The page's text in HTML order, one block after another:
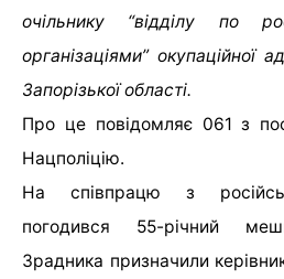
очільнику “відділу по
організаціями” окупаційної
Запорізької області.
Про це повідомляє 061 з
Нацполіцію.
На співпрацю з
погодився 55-річний
Зрадника призначили